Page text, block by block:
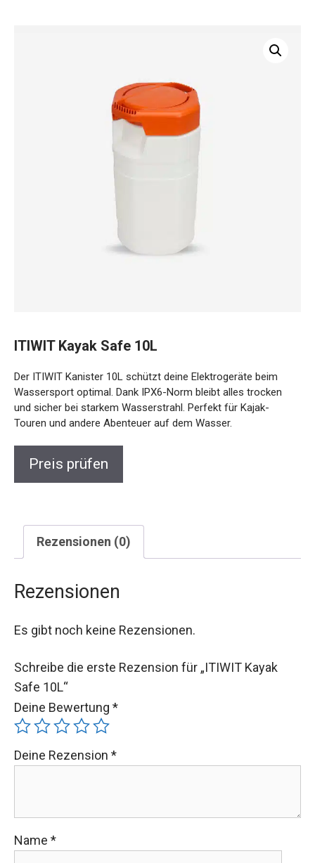
ITIWIT Kayak Safe 10L
Der ITIWIT Kanister 10L schützt deine Elektrogeräte beim
Wassersport optimal. Dank IPX6-Norm bleibt alles trocken
und sicher bei starkem Wasserstrahl. Perfekt für Kajak-
Touren und andere Abenteuer auf dem Wasser.
Preis prüfen
Rezensionen (0)
Rezensionen
Es gibt noch keine Rezensionen.
Schreibe die erste Rezension für „ITIWIT Kayak
Safe 10L“
Deine Bewertung *
Deine Rezension *
Name *